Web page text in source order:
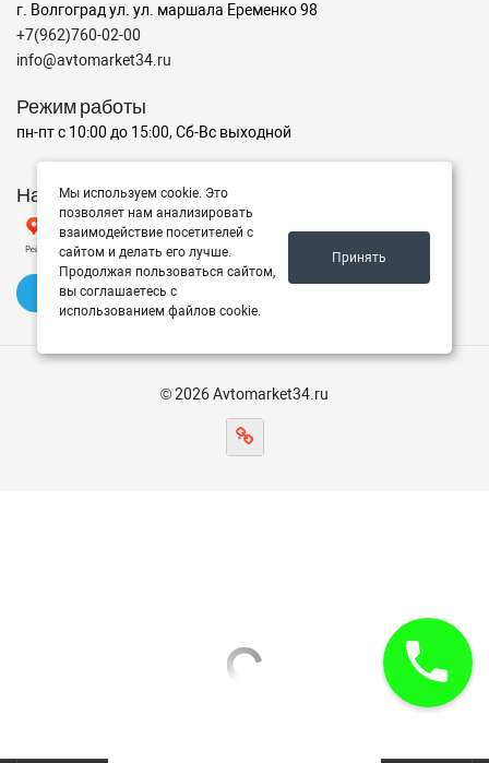
г. Волгоград ул. ул. маршала Еременко 98
+7(962)760-02-00
info@avtomarket34.ru
Режим работы
пн-пт с 10:00 до 15:00, Сб-Вс выходной
Наш рейтинг на Яндексе
✍️ Оставить отзыв
© 2026 Avtomarket34.ru
Мы используем cookie. Это
позволяет нам анализировать
взаимодействие посетителей с
сайтом и делать его лучше.
Продолжая пользоваться сайтом,
вы соглашаетесь с
использованием файлов cookie.
Принять